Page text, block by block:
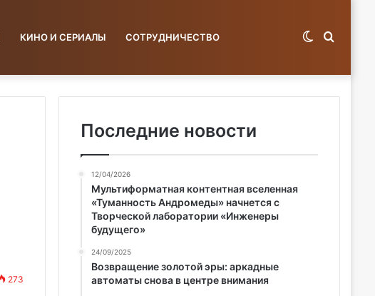
КИНО И СЕРИАЛЫ СОТРУДНИЧЕСТВО Switch
273
Последние новости
12/04/2026
Мультиформатная контентная вселенная
«Туманность Андромеды» начнется с
Творческой лаборатории «Инженеры
будущего»
24/09/2025
Возвращение золотой эры: аркадные
автоматы снова в центре внимания